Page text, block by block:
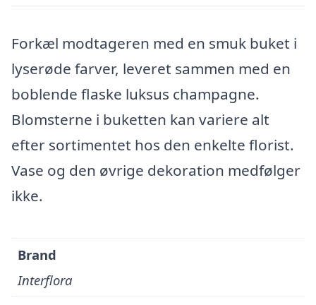
Forkæl modtageren med en smuk buket i
lyserøde farver, leveret sammen med en
boblende flaske luksus champagne.
Blomsterne i buketten kan variere alt
efter sortimentet hos den enkelte florist.
Vase og den øvrige dekoration medfølger
ikke.
Brand
Interflora